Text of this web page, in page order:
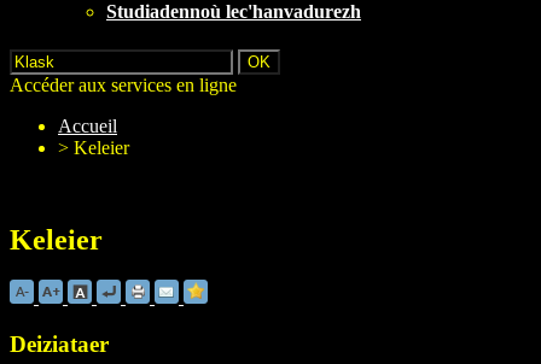
Studiadennoù lec'hanvadurezh
Accéder aux services en ligne
Accueil
> Keleier
Keleier
Deiziataer